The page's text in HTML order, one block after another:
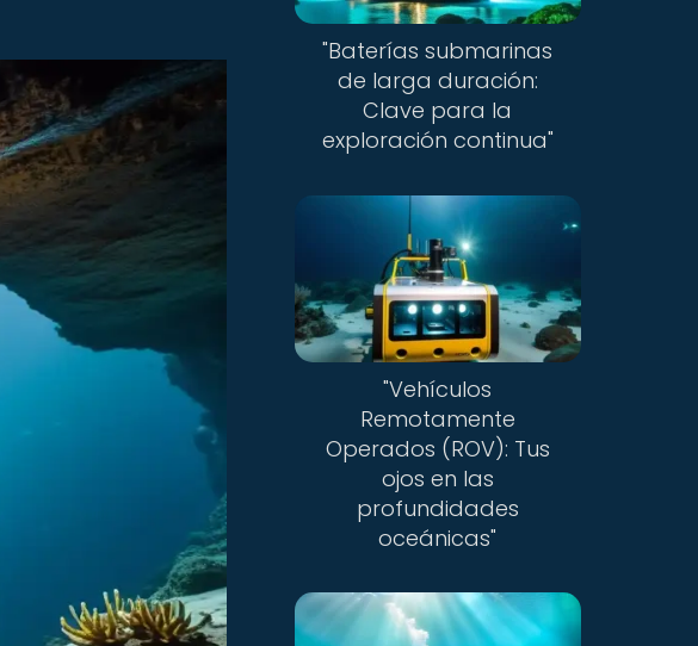
"Baterías submarinas
de larga duración:
Clave para la
exploración continua"
"Vehículos
Remotamente
Operados (ROV): Tus
ojos en las
profundidades
oceánicas"